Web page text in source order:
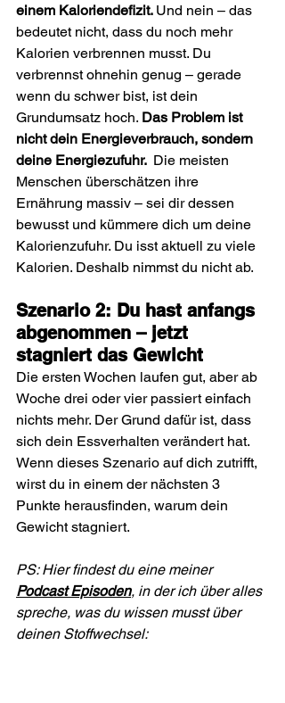
einem Kaloriendefizit. Und nein – das
bedeutet nicht, dass du noch mehr
Kalorien verbrennen musst. Du
verbrennst ohnehin genug – gerade
wenn du schwer bist, ist dein
Grundumsatz hoch. Das Problem ist
nicht dein Energieverbrauch, sondern
deine Energiezufuhr. Die meisten
Menschen überschätzen ihre
Ernährung massiv – sei dir dessen
bewusst und kümmere dich um deine
Kalorienzufuhr. Du isst aktuell zu viele
Kalorien. Deshalb nimmst du nicht ab.
Szenario 2: Du hast anfangs
abgenommen – jetzt
stagniert das Gewicht
Die ersten Wochen laufen gut, aber ab
Woche drei oder vier passiert einfach
nichts mehr. Der Grund dafür ist, dass
sich dein Essverhalten verändert hat.
Wenn dieses Szenario auf dich zutrifft,
wirst du in einem der nächsten 3
Punkte herausfinden, warum dein
Gewicht stagniert.
PS: Hier findest du eine meiner
Podcast Episoden, in der ich über alles
spreche, was du wissen musst über
deinen Stoffwechsel: